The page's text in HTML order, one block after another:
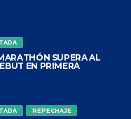
SUPERA AL
EN PRIMERA
REPECHAJE